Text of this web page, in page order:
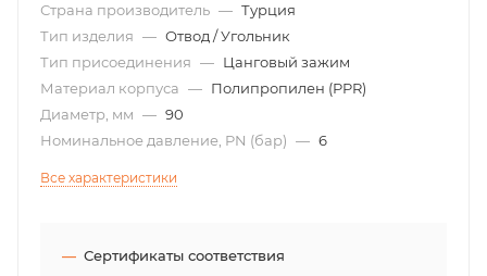
Страна производитель — Турция
Тип изделия — Отвод / Угольник
Тип присоединения — Цанговый зажим
Материал корпуса — Полипропилен (PPR)
Диаметр, мм — 90
Номинальное давление, PN (бар) — 6
Все характеристики
Сертификаты соответствия